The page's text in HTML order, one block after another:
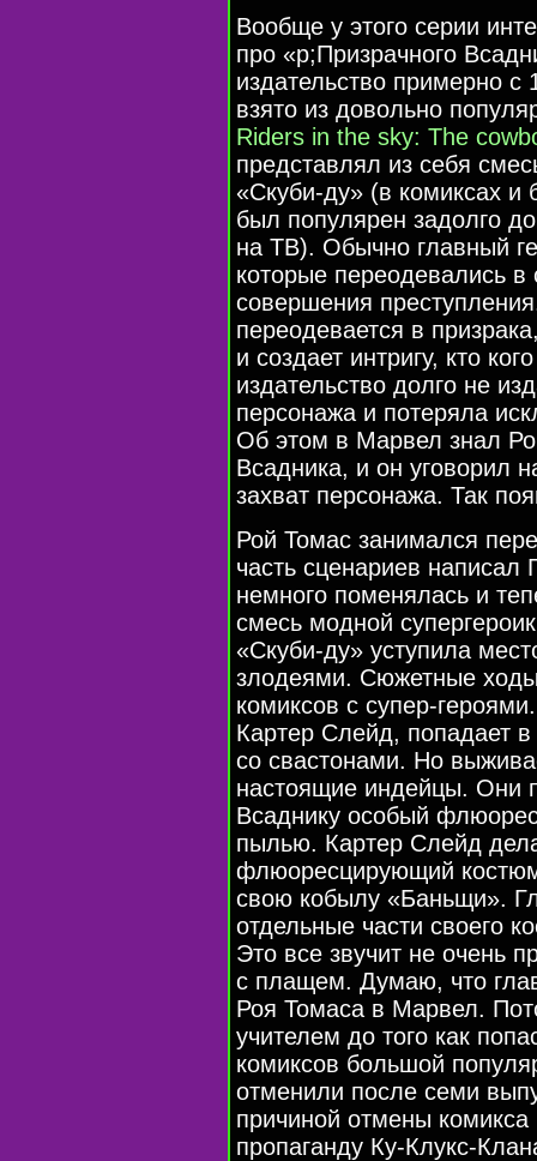
Вообще у этого серии
про «p;Призрачного
издательство примерно с
взято из довольно
Riders in the sky: The
представлял из себя
«Cкуби-ду» (в комиксах и
был популярен задолго
на ТВ). Обычно главный
которые переодевались
совершения
переодевается в
и создает интригу, кто
издательство долго не
персонажа и потеряла
Об этом в Марвел знал
Всадника, и он уговорил
захват персонажа. Так
Рой Томас занимался
часть сценариев
немного поменялась и
смесь модной
«Cкуби-ду» уступила
злодеями. Сюжетные
комиксов с супер-героями
Картер Слейд, попадает
со свастонами. Но
настоящие индейцы. Они
Всаднику особый
пылью. Картер Слейд
флюоресцирующий
свою кобылу «Баньщи».
отдельные части своего
Это все звучит не очень
с плащем. Думаю, что
Роя Томаса в Марвел.
учителем до того как
комиксов большой
отменили после семи
причиной отмены
пропаганду Ку-Клукс-